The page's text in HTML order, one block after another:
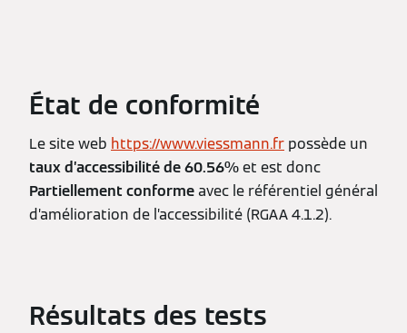
État de conformité
Le site web https://www.viessmann.fr possède un
taux d’accessibilité de 60.56%et est donc
Partiellement conformeavec le référentiel général
d’amélioration de l’accessibilité (RGAA 4.1.2).
Résultats des tests